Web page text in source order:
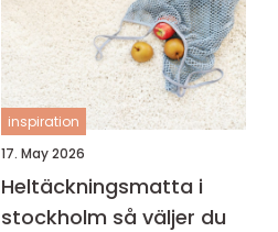
inspiration
17. May 2026
Heltäckningsmatta i
stockholm så väljer du